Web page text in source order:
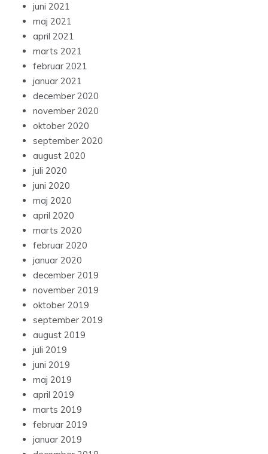
juni 2021
maj 2021
april 2021
marts 2021
februar 2021
januar 2021
december 2020
november 2020
oktober 2020
september 2020
august 2020
juli 2020
juni 2020
maj 2020
april 2020
marts 2020
februar 2020
januar 2020
december 2019
november 2019
oktober 2019
september 2019
august 2019
juli 2019
juni 2019
maj 2019
april 2019
marts 2019
februar 2019
januar 2019